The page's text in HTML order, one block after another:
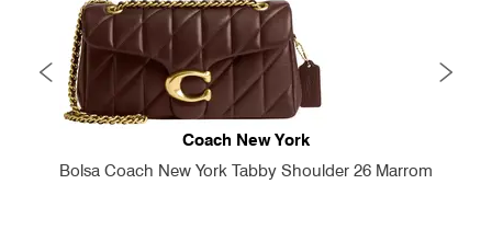
Coach New York
Bolsa Coach New York Tabby Shoulder 26 Marrom